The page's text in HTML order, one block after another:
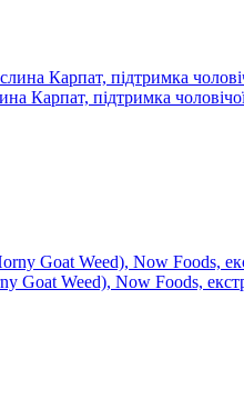
Карпат, підтримка
Goat Weed), Now Foods,